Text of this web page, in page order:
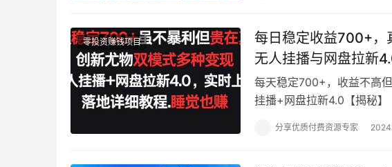
零投资赚钱项目
每日稳定收益700+，
无人挂播与网盘拉新
每天稳定700+，收益不高
挂播+网盘拉新4.0【揭秘
分享优质付费资源专家 2024